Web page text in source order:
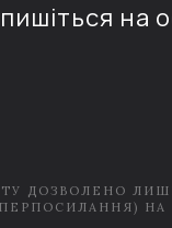
на
ДОЗВОЛЕНО
НА